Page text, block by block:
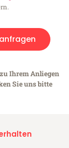
anfragen
Ihrem Anliegen
Sie uns bitte